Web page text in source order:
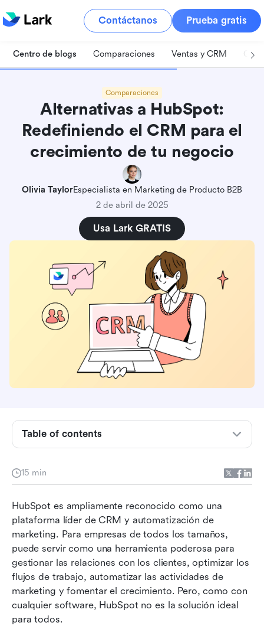
Contáctanos Prueba gratis
Centro de blogs Comparaciones Ventas y CRM
Comparaciones
Alternativas a HubSpot:
Redefiniendo el CRM para el
crecimiento de tu negocio
Olivia TaylorEspecialista en Marketing de Producto B2B
2 de abril de 2025
Usa Lark GRATIS
15 min
HubSpot es ampliamente reconocido como una
plataforma líder de CRM y automatización de
marketing. Para empresas de todos los tamaños,
puede servir como una herramienta poderosa para
gestionar las relaciones con los clientes, optimizar los
flujos de trabajo, automatizar las actividades de
marketing y fomentar el crecimiento. Pero, como con
cualquier software, HubSpot no es la solución ideal
para todos.
Table of contents
HubSpot y los desafíos comunes con él
CRM y automatización
Cómo elegir la mejor alternativa a HubSpot
para tu negocio
Conclusión: Encontrar la alternativa perfecta a
HubSpot